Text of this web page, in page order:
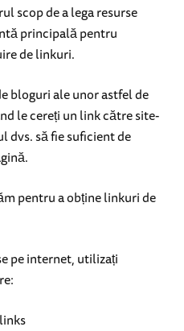
scop de a lega resurse
principală pentru
de linkuri.
bloguri ale unor astfel de
le cereți un link către site-
dvs. să fie suficient de
pentru a obține linkuri de
pe internet, utilizați